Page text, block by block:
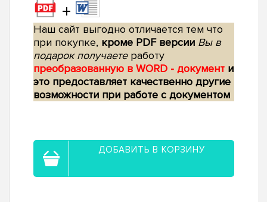
+
Наш сайт выгодно отличается тем что
при покупке, кроме PDF версии Вы в
подарок получаетеработу
преобразованную в WORD - документ и
это предоставляет качественно другие
возможности при работе с документом
ДОБАВИТЬ В КОРЗИНУ